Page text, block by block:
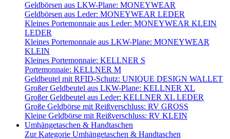
Geldbörsen aus LKW-Plane: MONEYWEAR
Geldbörsen aus Leder: MONEYWEAR LEDER
Kleines Portemonnaie aus Leder: MONEYWEAR KLEIN
LEDER
Kleines Portemonnaie aus LKW-Plane: MONEYWEAR
KLEIN
Kleines Portemonnaie: KELLNER S
Portemonnaie: KELLNER M
Geldbeutel mit RFID-Schutz: UNIQUE DESIGN WALLET
Großer Geldbeutel aus LKW-Plane: KELLNER XL
Großer Geldbeutel aus Leder: KELLNER XL LEDER
Große Geldbörse mit Reißverschluss: RV GROSS
Kleine Geldbörse mit Reißverschluss: RV KLEIN
Umhängetaschen & Handtaschen
Zur Kategorie Umhängetaschen & Handtaschen